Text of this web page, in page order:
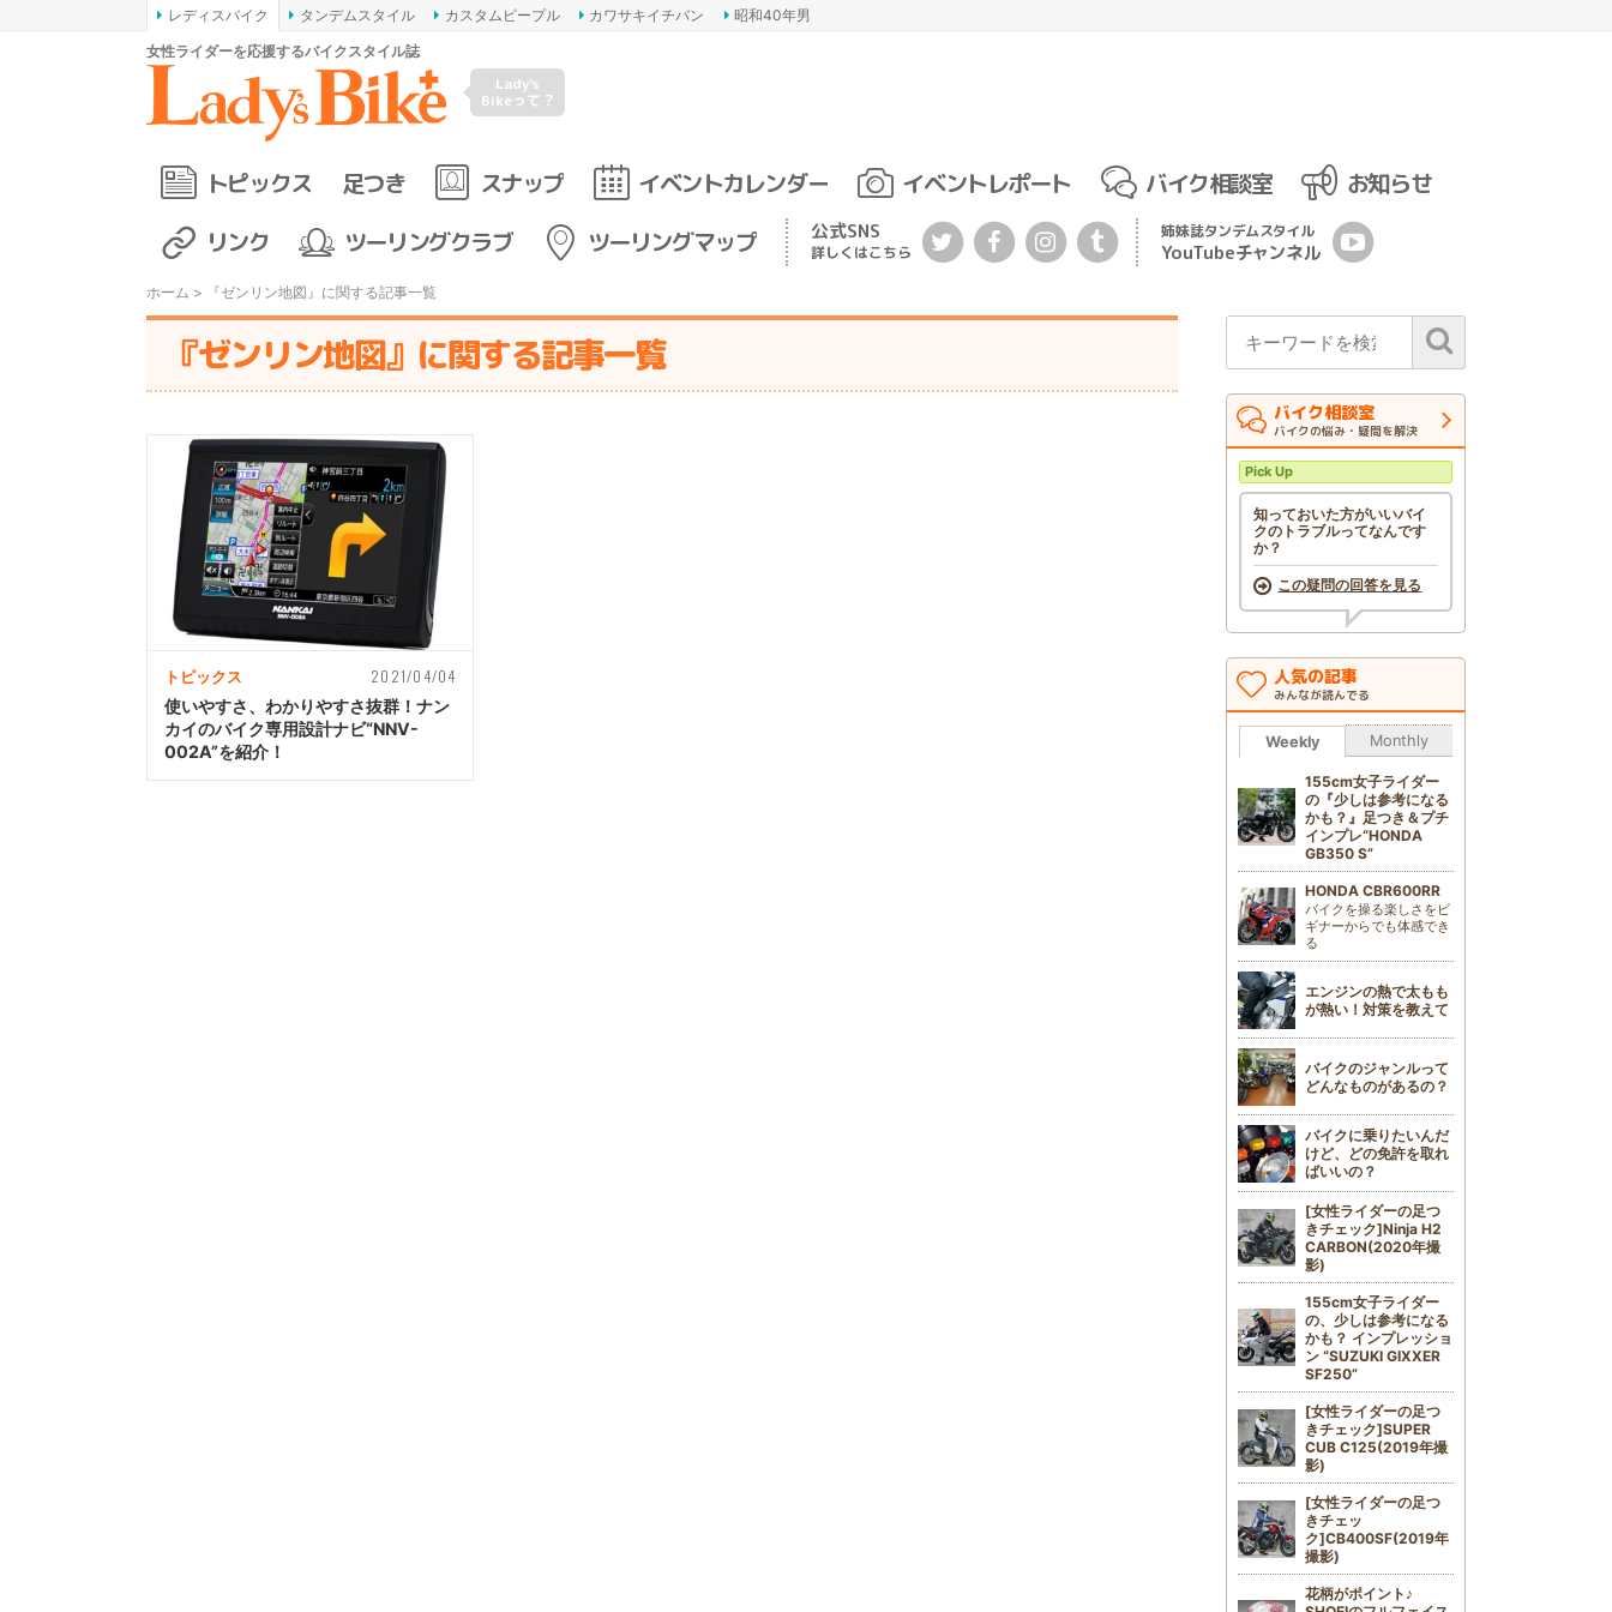
レディスバイク タンデムスタイル カスタムピープル カワサキイチバン
昭和40年男
女性ライダーを応援するバイクスタイル誌
Lady's
Bikeって？
トピックス 足つき スナップ イベントカレンダー イベントレポート バイク相談室
お知らせ
リンク
ツーリングクラブ ツーリングマップ 公式SNS
詳しくはこちら
姉妹誌タンデムスタイル
YouTubeチャンネル
ホーム > 『ゼンリン地図』に関する記事一覧
『ゼンリン地図』に関する記事一覧
トピックス 2021/04/04
使いやすさ、わかりやすさ抜群！ナン
カイのバイク専用設計ナビ“NNV-
002A”を紹介！
バイク相談室
バイクの悩み・疑問を解決
Pick Up
知っておいた方がいいバイ
クのトラブルってなんです
か？
この疑問の回答を見る
人気の記事
みんなが読んでる
Weekly Monthly
155cm女子ライダー
の『少しは参考になる
かも？』足つき＆プチ
インプレ“HONDA
GB350 S”
HONDA CBR600RR
バイクを操る楽しさをビ
ギナーからでも体感でき
る
エンジンの熱で太もも
が熱い！対策を教えて
バイクのジャンルって
どんなものがあるの？
バイクに乗りたいんだ
けど、どの免許を取れ
ばいいの？
[女性ライダーの足つ
きチェック]Ninja H2
CARBON(2020年撮
影)
155cm女子ライダー
の、少しは参考になる
かも？ インプレッショ
ン “SUZUKI GIXXER
SF250”
[女性ライダーの足つ
きチェック]SUPER
CUB C125(2019年撮
影)
[女性ライダーの足つ
きチェッ
ク]CB400SF(2019年
撮影)
花柄がポイント♪